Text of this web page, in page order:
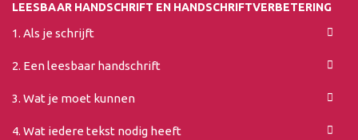
LEESBAAR HANDSCHRIFT EN HANDSCHRIFTVERBETERING
1. Als je schrijft
2. Een leesbaar handschrift
3. Wat je moet kunnen
4. Wat iedere tekst nodig heeft